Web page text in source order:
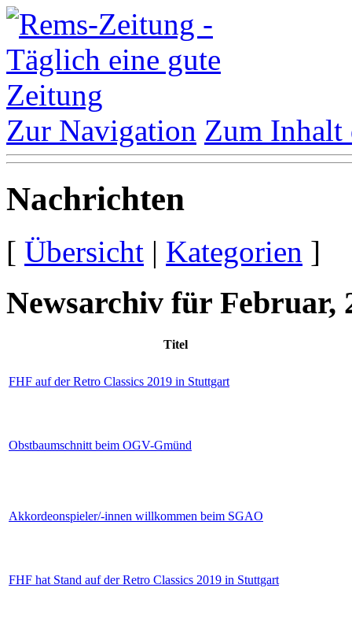
Zur Navigation Zum Inhalt
Nachrichten
[ Übersicht | Kategorien ]
Newsarchiv für Februar,
Titel
FHF auf der Retro Classics 2019 in Stuttgart
Obstbaumschnitt beim OGV-Gmünd
Akkordeonspieler/-innen willkommen beim SGAO
FHF hat Stand auf der Retro Classics 2019 in Stuttgart